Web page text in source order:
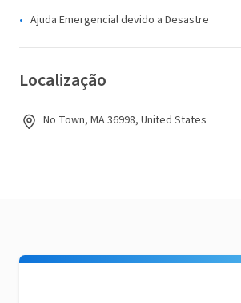
Ajuda Emergencial devido a Desastre
Localização
No Town, MA 36998, United States